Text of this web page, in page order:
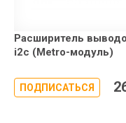
Расширитель
i2c (Metro-модуль)
ПОДПИСАТЬСЯ